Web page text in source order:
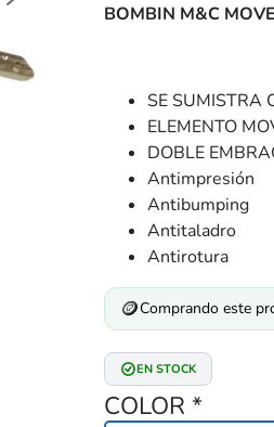
BOMBIN M&C
SE SUMISTRA
ELEMENTO
DOBLE
Antimpresión
Antibumping
Antitaladro
Antirotura
🪙Comprando este
EN STOCK
COLOR *